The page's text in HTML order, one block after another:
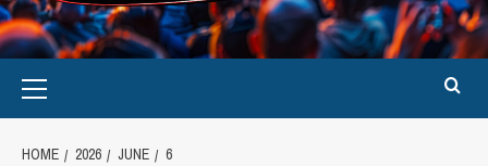
HOME 2026 JUNE 6